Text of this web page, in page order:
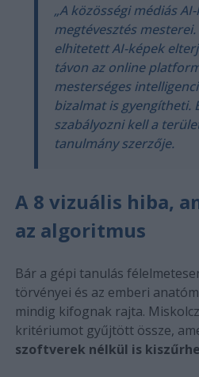
„A közösségi médiás
megtévesztés
elhitetett AI-képek
távon az online
mesterséges
bizalmat is gyengítheti.
szabályozni kell a
tanulmány szerzője.
A 8 vizuális hiba,
az algoritmus
Bár a gépi tanulás
törvényei és az emberi
mindig kifognak rajta.
kritériumot gyűjtött össze,
szoftverek nélkül is